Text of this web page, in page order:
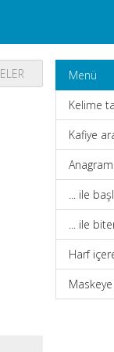
Menü
Kelime
Kafiye
... ile
... ile
Harf